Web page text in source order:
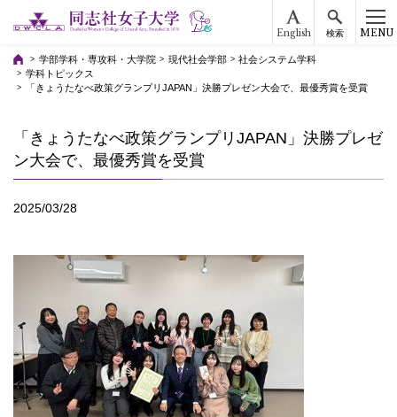
English 検索 MENU
学部学科・専攻科・大学院 現代社会学部
社会システム学科
学科トピックス
「きょうたなべ政策グランプリJAPAN」決勝プレゼン大会で、最優秀賞を受賞
「きょうたなべ政策グランプリJAPAN」決勝プレゼ
ン大会で、最優秀賞を受賞
2025/03/28